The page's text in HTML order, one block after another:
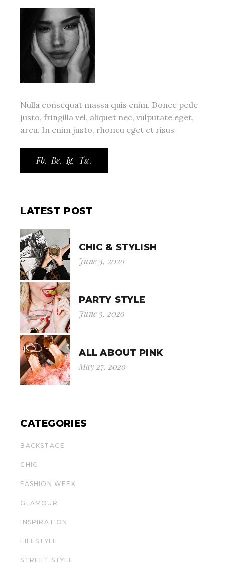
Nulla consequat massa quis enim. Donec pede
justo, fringilla vel, aliquet nec, vulputate eget,
arcu. In enim justo, rhoncu eget et risus
Fb. Be. Ig. Tw.
LATEST POST
CHIC & STYLISH
June 3, 2020
PARTY STYLE
June 3, 2020
ALL ABOUT PINK
May 27, 2020
CATEGORIES
BACKSTAGE
CHIC
FASHION WEEK
GLAMOUR
INSPIRATION
LIFESTYLE
STREET STYLE